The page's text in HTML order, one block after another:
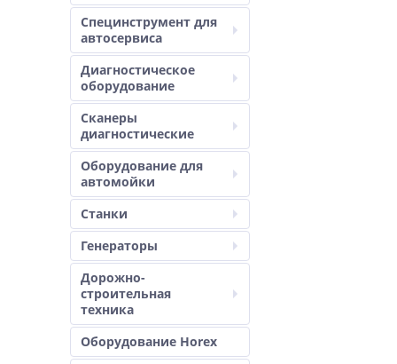
Специнструмент для
автосервиса
Диагностическое
оборудование
Сканеры
диагностические
Оборудование для
автомойки
Станки
Генераторы
Дорожно-
строительная
техника
Оборудование Horex